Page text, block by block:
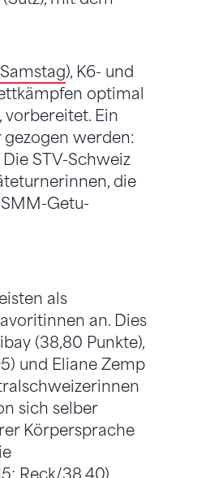
Samstag), K6- und
optimal
vorbereitet. Ein
gezogen werden:
STV-Schweiz
die
Getu-
als
an. Dies
(38,80 Punkte),
und Eliane Zemp
sich selber
Körpersprache